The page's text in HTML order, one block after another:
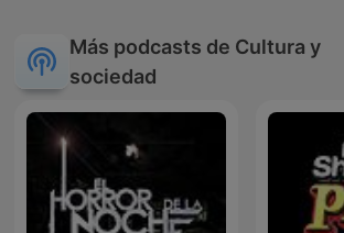
Más podcasts de Cultura y
sociedad